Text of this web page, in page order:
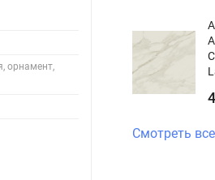
орнамент,
Дизайн-тема:
Поверхность:
Длина, см: 60 см
Смотреть все